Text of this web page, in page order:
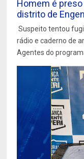
Homem é
distrito de
Suspeito tentou
rádio e caderno de
Agentes do